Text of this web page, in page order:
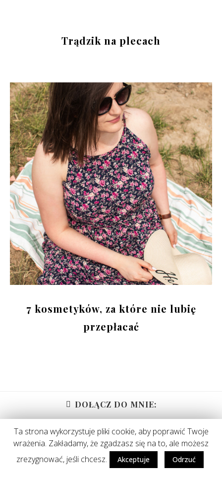
Trądzik na plecach
7 kosmetyków, za które nie lubię
przepłacać
DOŁĄCZ DO MNIE:
Ta strona wykorzystuje pliki cookie, aby poprawić Twoje
wrażenia. Zakładamy, że zgadzasz się na to, ale możesz
zrezygnować, jeśli chcesz.
Akceptuje Odrzuć